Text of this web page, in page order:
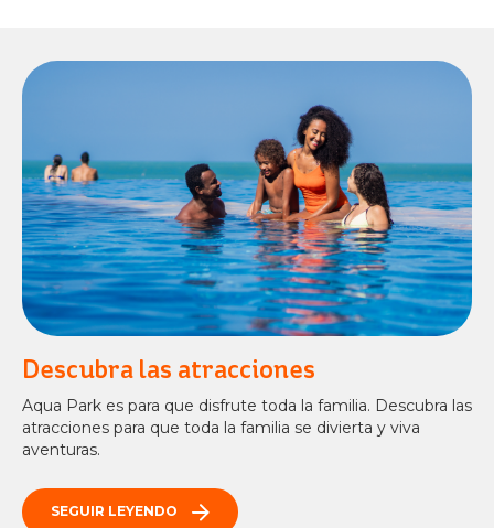
Descubra las atracciones
Aqua Park es para que disfrute toda la familia. Descubra las
atracciones para que toda la familia se divierta y viva
aventuras.
SEGUIR LEYENDO